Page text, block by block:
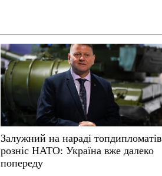
Залужний на нараді топдипломатів
розніс НАТО: Україна вже далеко
попереду